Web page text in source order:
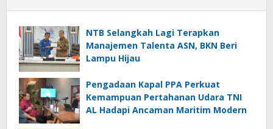
NTB Selangkah Lagi Terapkan
Manajemen Talenta ASN, BKN Beri
Lampu Hijau
Pengadaan Kapal PPA Perkuat
Kemampuan Pertahanan Udara TNI
AL Hadapi Ancaman Maritim Modern